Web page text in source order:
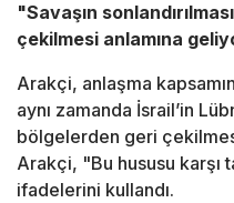
"Savaşın
çekilmesi anlamına
Arakçi, anlaşma
aynı zamanda İsrail’in
bölgelerden geri
Arakçi, "Bu hususu karşı
ifadelerini kullandı.